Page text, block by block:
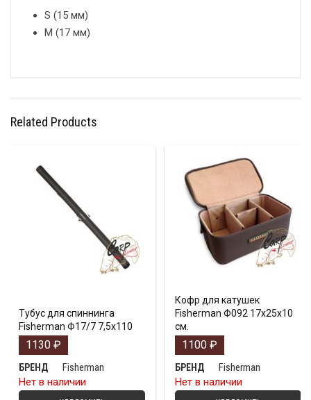
S (15 мм)
M (17 мм)
Related Products
Тубус для спиннинга
Fisherman Ф17/7 7,5х110
1130 ₽
БРЕНД
Fisherman
Нет в наличии
Кофр для катушек
Fisherman Ф092 17х25х10
см.
1100 ₽
БРЕНД
Fisherman
Нет в наличии